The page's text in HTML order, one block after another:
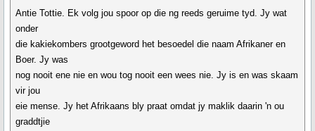
Antie Tottie. Ek volg jou spoor op die ng reeds geruime tyd. Jy wat
onder
die kakiekombers grootgeword het besoedel die naam Afrikaner en
Boer. Jy was
nog nooit ene nie en wou tog nooit een wees nie. Jy is en was skaam
vir jou
eie mense. Jy het Afrikaans bly praat omdat jy maklik daarin 'n ou
graddtjie